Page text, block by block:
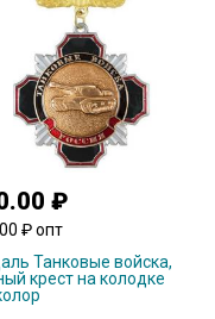
₽
₽ опт
Танковые войска,
крест на колодке